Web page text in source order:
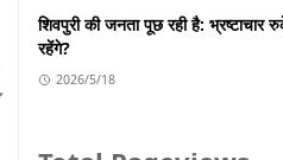
शिवपुरी की जनता पूछ रही है: भ्रष्टाचार
रहेंगे?
2026/5/18